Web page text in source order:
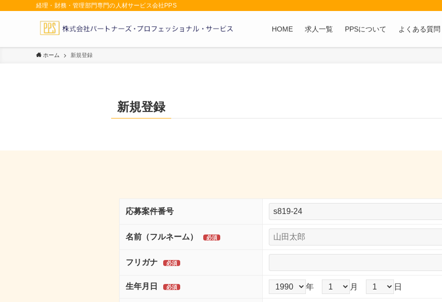
経理・財務・管理部門専門の人材サービス会社PPS
HOME 求人一覧 PPSについて よくある質問
ホーム 新規登録
新規登録
応募案件番号
名前（フルネーム）
フリガナ
生年月日 年 月 日